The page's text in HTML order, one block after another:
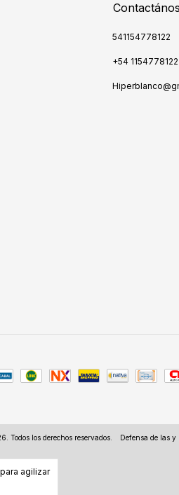
para agilizar
Contactános
541154778122
+54 1154778122
los derechos reservados. Defensa de las y